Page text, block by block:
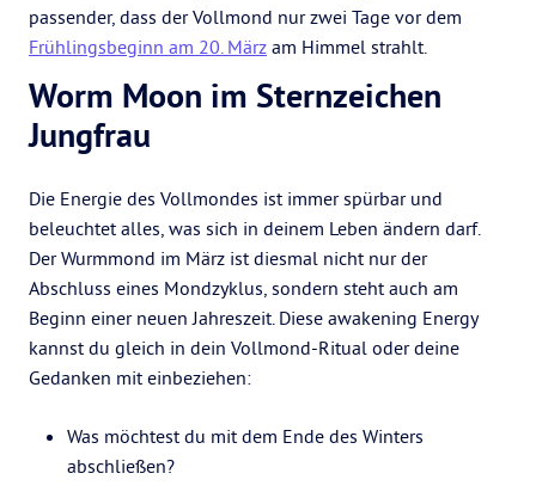
passender, dass der Vollmond nur zwei Tage vor dem
Frühlingsbeginn am 20. März am Himmel strahlt.
Worm Moon im Sternzeichen
Jungfrau
Die Energie des Vollmondes ist immer spürbar und
beleuchtet alles, was sich in deinem Leben ändern darf.
Der Wurmmond im März ist diesmal nicht nur der
Abschluss eines Mondzyklus, sondern steht auch am
Beginn einer neuen Jahreszeit. Diese awakening Energy
kannst du gleich in dein Vollmond-Ritual oder deine
Gedanken mit einbeziehen:
Was möchtest du mit dem Ende des Winters
abschließen?